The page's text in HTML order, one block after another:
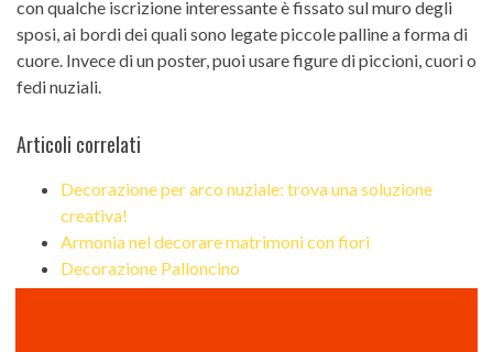
con qualche iscrizione interessante è fissato sul muro degli
sposi, ai bordi dei quali sono legate piccole palline a forma di
cuore. Invece di un poster, puoi usare figure di piccioni, cuori o
fedi nuziali.
Articoli correlati
Decorazione per arco nuziale: trova una soluzione
creativa!
Armonia nel decorare matrimoni con fiori
Decorazione Palloncino